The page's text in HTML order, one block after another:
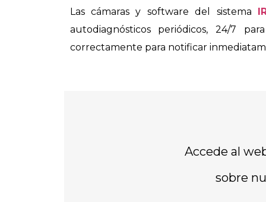
Las cámaras y software del sistema
autodiagnósticos periódicos, 24/7
correctamente para notificar
Accede al
sobre